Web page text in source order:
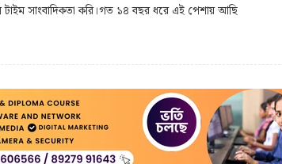
সাংবাদিকতা করি।গত ১৪ বছর ধরে এই পেশায় আছি